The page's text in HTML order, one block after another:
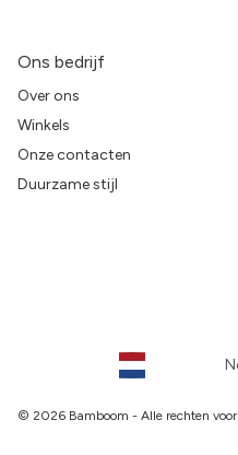
Ons bedrijf
Over ons
Winkels
Onze contacten
Duurzame stijl
© 2026 Bamboom - Alle rechten